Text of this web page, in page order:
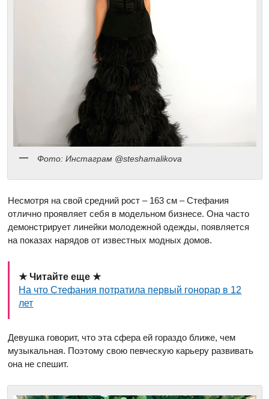
Фото: Инстаграм @steshamalikova
Несмотря на свой средний рост – 163 см – Стефания
отлично проявляет себя в модельном бизнесе. Она часто
демонстрирует линейки молодежной одежды, появляется
на показах нарядов от известных модных домов.
★ Читайте еще ★
На что Стефания потратила первый гонорар в 12
лет
Девушка говорит, что эта сфера ей гораздо ближе, чем
музыкальная. Поэтому свою певческую карьеру развивать
она не спешит.